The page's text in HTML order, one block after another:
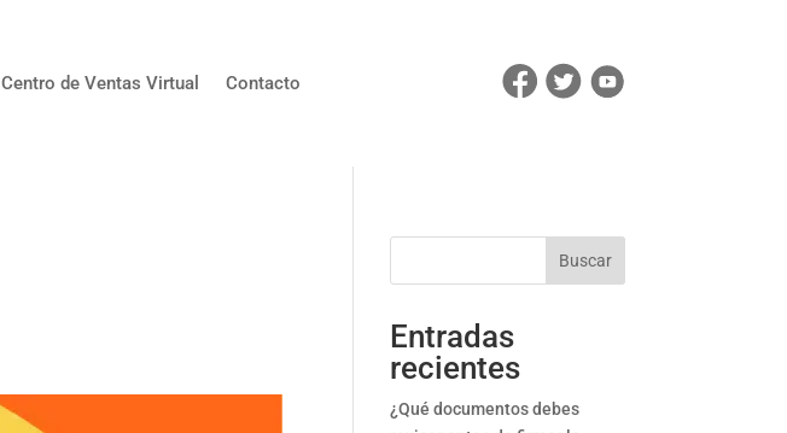
Centro de Ventas Virtual Contacto
Buscar
Entradas
recientes
¿Qué documentos debes